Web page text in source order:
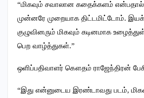
“மிகவும் சவாலான கதைக்களம்
முன்னரே முறையாக திட்டமிட்டோம்.
குழுவினரும் மிகவும் கடினமாக
பெற வாழ்த்துகள்.”
ஒளிப்பதிவாளர் கௌதம் ராஜேந்திரன்
“இது என்னுடைய இரண்டாவது படம்,